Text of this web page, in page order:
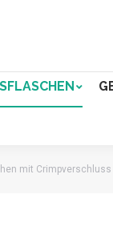
mit Crimpverschluss